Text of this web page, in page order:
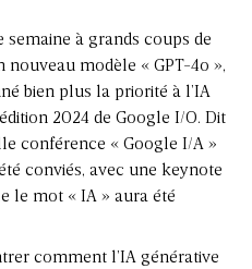
semaine à grands coups de
modèle « GPT-4o »,
bien plus la priorité à l’IA
2024 de Google I/O. Dit
conférence « Google I/A »
conviés, avec une keynote
le mot « IA » aura été
comment l’IA générative